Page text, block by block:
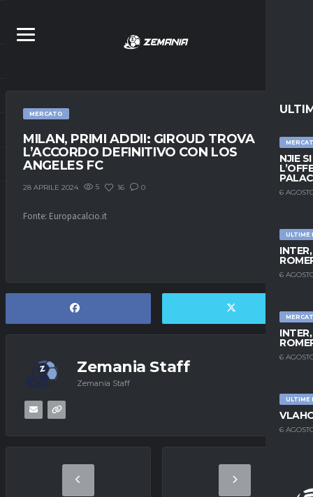
NJIE
6
ULTIME
6
6
ULTIME
6
MERCATO
MILAN, PRIMI ADDII: GIROUD TROVA
L’ACCORDO DEFINITIVO CON LOS
ANGELES FC
28 APRILE 2024 5 16 0
Fonte: Europacalcio.it
Zemania Staff
Zemania Staff